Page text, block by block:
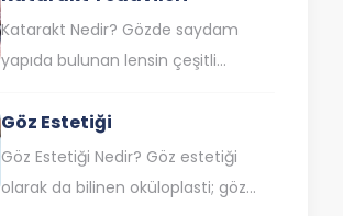
diğerinden daha zayıf veya kırma…
Katarakt Nedir? Gözde saydam
yapıda bulunan lensin çeşitli
yeterince
iletilememesi katarakt olarak
isimlendirilir. Katarakt probleminin
Göz Estetiği
Göz Estetiği Nedir? Göz estetiği
olarak da bilinen oküloplasti; göz